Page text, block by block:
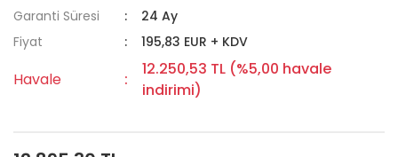
Garanti Süresi
24 Ay
Fiyat
195,83 EUR + KDV
Havale
12.250,53 TL (%5,00 havale
indirimi)